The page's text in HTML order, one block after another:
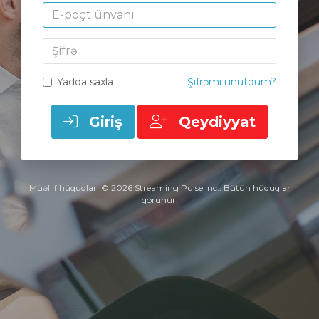
E-poçt ünvanı
Şifrə
Yadda saxla Şifrəmi unutdum?
Giriş Qeydiyyat
Müəllif hüquqları © 2026 Streaming Pulse Inc.. Bütün hüquqlar
qorunur.